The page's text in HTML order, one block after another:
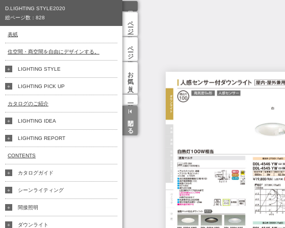
ページ一覧
ページ検索
お気に入り
閉じる
D.LIGHTING STYLE2020
総ページ数： 828
表紙
住空間・商空間を自由にデザインする。
LIGHTING STYLE
LIGHTING PICK UP
カタログのご紹介
LIGHTING IDEA
LIGHTING REPORT
CONTENTS
カタログガイド
シーンライティング
間接照明
ダウンライト